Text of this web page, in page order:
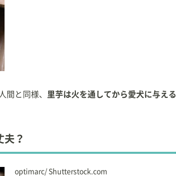
間と同様、
里芋は火を通してから愛犬に与える
夫？
optimarc/ Shutterstock.com